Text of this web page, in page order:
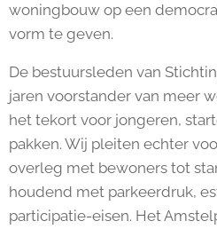
woningbouw op een
vorm te geven.
De bestuursleden van
jaren voorstander van meer
het tekort voor jongeren,
pakken. Wij pleiten echter
overleg met bewoners tot
houdend met parkeerdruk,
participatie-eisen. Het